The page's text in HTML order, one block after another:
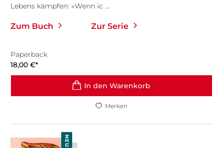
Lebens kämpfen: «Wenn ic ...
Zum Buch Zur Serie
Paperback
18,00 €*
In den Warenkorb
Merken
NEU